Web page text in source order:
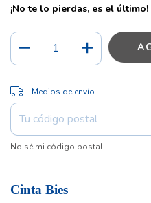
¡No te lo pierdas, es el último!
Entregas para el CP:
Medios de envío
No sé mi código postal
Cinta Bies